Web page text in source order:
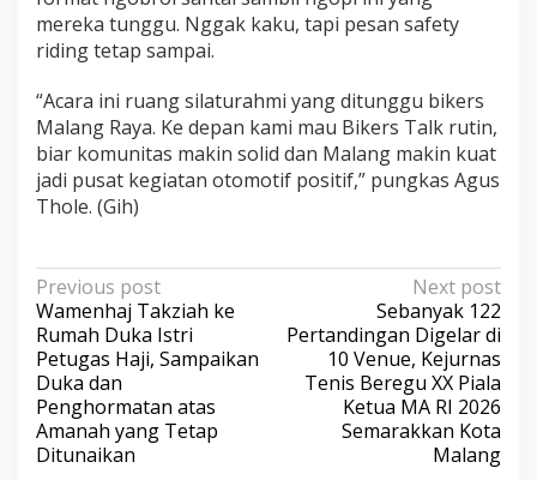
mereka tunggu. Nggak kaku, tapi pesan safety
riding tetap sampai.
“Acara ini ruang silaturahmi yang ditunggu bikers
Malang Raya. Ke depan kami mau Bikers Talk rutin,
biar komunitas makin solid dan Malang makin kuat
jadi pusat kegiatan otomotif positif,” pungkas Agus
Thole. (Gih)
P
o
s
t
n
a
Previous post
Wamenhaj Takziah ke
Rumah Duka Istri
Petugas Haji, Sampaikan
Duka dan
Penghormatan atas
Amanah yang Tetap
Ditunaikan
Next post
Sebanyak 122
Pertandingan Digelar di
10 Venue, Kejurnas
Tenis Beregu XX Piala
Ketua MA RI 2026
Semarakkan Kota
Malang